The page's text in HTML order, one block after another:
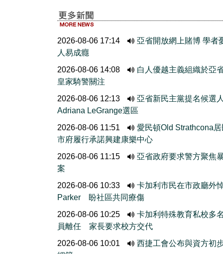
2026-08-06 17:14
亞省開放網上賭博 學者
人易成癮
2026-08-06 14:08
白人優越主義組織於亞
皇家騎警關注
2026-08-06 12:13
亞省新民主黨提名候選
Adriana LeGrange選區
2026-08-06 11:51
愛民頓Old Strathcona
市府履行承諾興建康樂中心
2026-08-06 11:15
亞省政府要求警方聚焦
案
2026-08-06 10:33
卡加利市民在市政廳外
Parker 盼社區共同療傷
2026-08-06 10:25
卡加利特殊教育私校多
員離任 家長要求校方交代
2026-08-06 10:01
西捷工會公布與資方初